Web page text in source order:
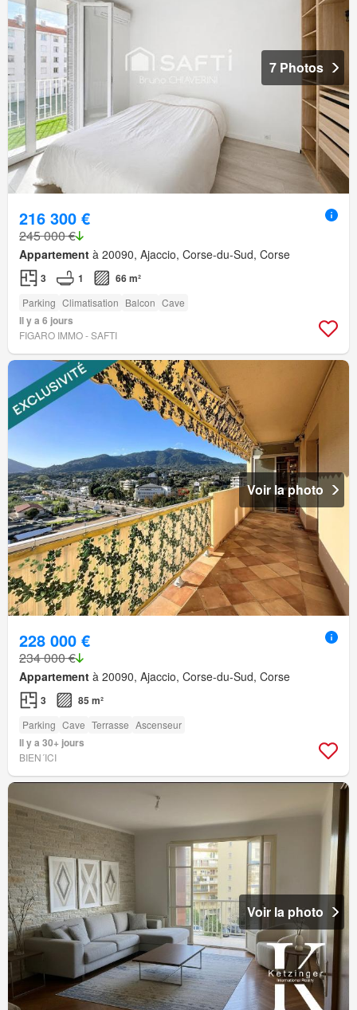
7 Photos
216 300 €
245 000 €
Appartement à 20090, Ajaccio, Corse-du-Sud, Corse
3 1 66 m²
Parking Climatisation Balcon Cave
Il y a 6 jours
FIGARO IMMO - SAFTI
Voir la photo
228 000 €
234 000 €
Appartement à 20090, Ajaccio, Corse-du-Sud, Corse
3 85 m²
Parking Cave Terrasse Ascenseur
Il y a 30+ jours
BIEN´ICI
Voir la photo